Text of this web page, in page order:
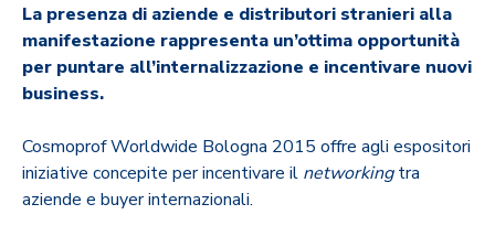
La presenza di aziende e distributori stranieri alla
manifestazione rappresenta un’ottima opportunità
per puntare all’internalizzazione e incentivare nuovi
business.
Cosmoprof Worldwide Bologna 2015 offre agli espositori
iniziative concepite per incentivare il networkingtra
aziende e buyer internazionali.